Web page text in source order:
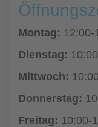
Montag: 12:00-
Dienstag:
Mittwoch:
Donnerstag:
Freitag: 10:00-